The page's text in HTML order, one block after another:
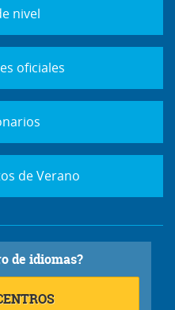
nivel
oficiales
de Verano
de idiomas?